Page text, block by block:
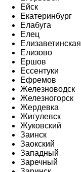
Ейск
Екатеринбург
Елабуга
Елец
Елизаветинская
Елизово
Ершов
Ессентуки
Ефремов
Железноводск
Железногорск
Жердевка
Жигулевск
Жуковский
Заинск
Заокский
Западный
Заречный